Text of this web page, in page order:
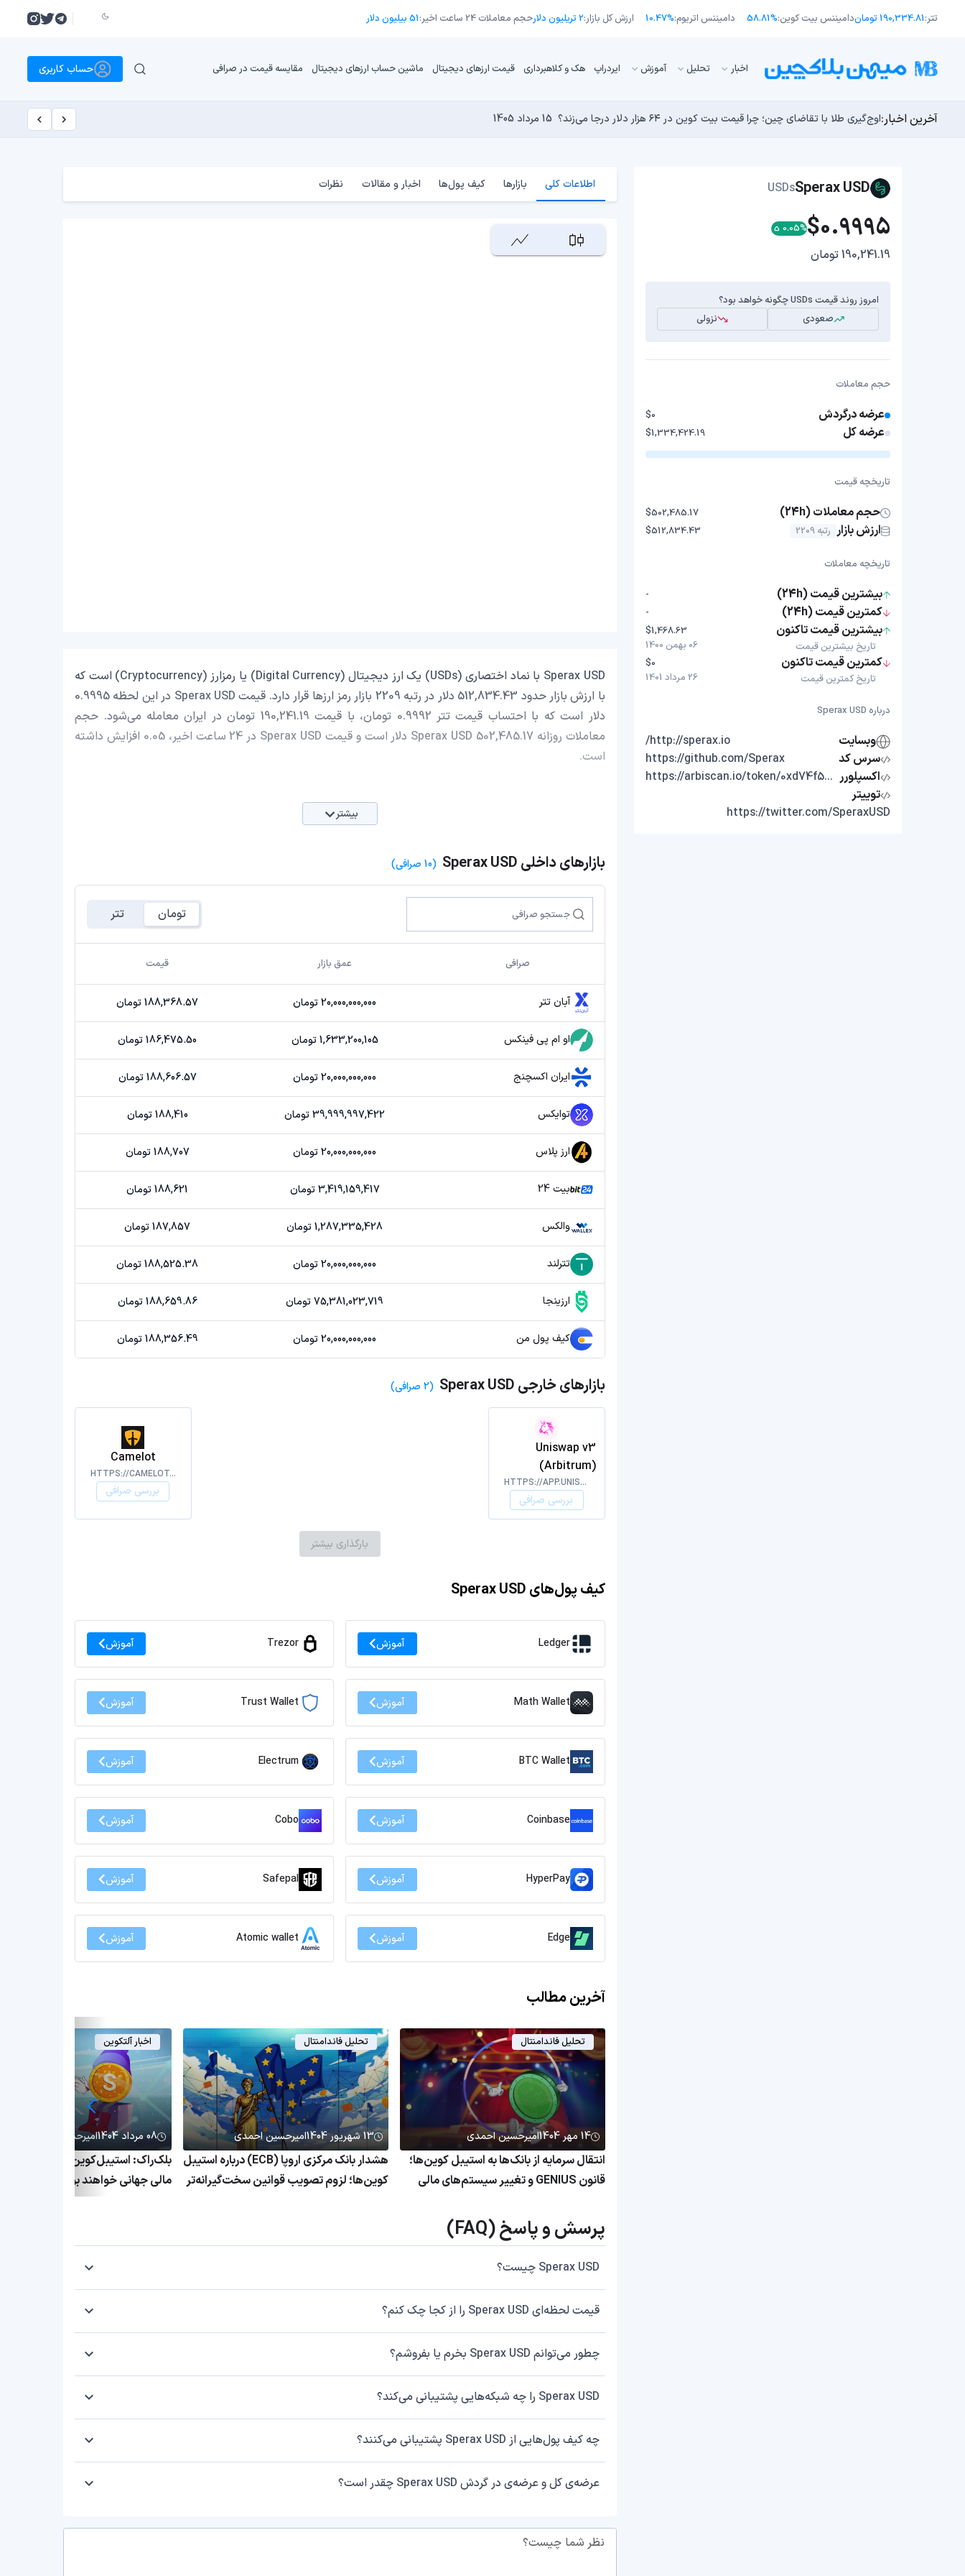
تتر:190,334.81 تومان دامیننس بیت کوین:58.81% دامیننس اتریوم:10.47% ارزش کل بازار:2 تریلیون دلار حجم معاملات 24 ساعت اخیر: 51 بیلیون دلار
اﺧﺒﺎر تحلیل آموزش ایردراپ هک و کلاهبرداری قیمت ارزهای دیجیتال ماشین حساب ارزهای دیجیتال مقایسه قیمت در صرافی حساب کاربری
آخرین اخبار:توسعه‌دهندگان بیت‌کوین ۸۵ باگ بحرانی را در یک وضعیت «فوق‌العاده بد» شناسایی کردند 15 مرداد 1405 اوج‌گیری طلا با تقاضای چین؛ چرا قیمت بیت کوین در ۶۴ هزار دلار درجا می‌زند؟ 15 مرداد 1405
بدترین نمودار برای گاوهای بیت کوین؛ آیا دوران رالی‌های نجومی به پایان رسیده است؟ 14 مرداد 1405 انتقال ۶۶ میلیون دلاری بیت کوین توسط مایکرواستراتژی؛ آیا فشار فروش جدیدی در راه است؟ 14 مرداد 1405 یک نقشه راه کوانتومی، بیت‌کوین را بسیار بالاتر خواهد برد 13 مرداد 1405
Sperax USD
USDs
$0.9995
0.05%
190,241.19 تومان
امروز روند قیمت USDs چگونه خواهد بود؟
صعودی
نزولی
حجم معاملات
عرضه درگردش $0
عرضه کل $1,334,424.19
تاریخچه قیمت
حجم معاملات (24h) $502,485.17
ارزش بازار رتبه 2209 $512,834.43
تاریخچه معاملات
بیشترین قیمت (24h) -
کمترین قیمت (24h) -
بیشترین قیمت تاکنون
تاریخ بیشترین قیمت
$1,468.63
06 بهمن 1400
کمترین قیمت تاکنون
تاریخ کمترین قیمت
$0
26 مرداد 1401
درباره Sperax USD
وبسایت
http://sperax.io/
سرس کد
https://github.com/Sperax
اکسپلورر https://arbiscan.io/token/0xd74f5255d557944cf7dd0e45ff521520002d5748
توییتر
https://twitter.com/SperaxUSD
اطلاعات کلی بازارها کیف پول‌ها اخبار و مقالات نظرات
Sperax USD با نماد اختصاری (USDs) یک ارز دیجیتال (Digital Currency) یا رمزارز (Cryptocurrency) است که
با ارزش بازار حدود 512,834.43 دلار در رتبه 2209 بازار رمز ارزها قرار دارد. قیمت Sperax USD در این لحظه 0.9995
دلار است که با احتساب قیمت تتر 0.9992 تومان، با قیمت 190,241.19 تومان در ایران معامله می‌شود. حجم
معاملات روزانه Sperax USD 502,485.17 دلار است و قیمت Sperax USD در 24 ساعت اخیر، 0.05 افزایش داشته
است.
بیشتر
بازارهای داخلی Sperax USD (10 صرافی)
تومان تتر
صرافی عمق بازار قیمت
آبان تتر 20,000,000,000 تومان 188,368.57 تومان
او ام پی فینکس 1,633,200,105 تومان 186,475.50 تومان
ایران اکسچنج 20,000,000,000 تومان 188,606.57 تومان
توایکس 39,999,997,422 تومان 188,410 تومان
ارز پلاس 20,000,000,000 تومان 188,707 تومان
بیت 24 3,419,159,417 تومان 188,621 تومان
والکس 1,287,335,428 تومان 187,857 تومان
تترلند 20,000,000,000 تومان 188,525.38 تومان
ارزینجا 75,381,023,719 تومان 188,659.86 تومان
کیف پول من 20,000,000,000 تومان 188,356.49 تومان
بازارهای خارجی Sperax USD (2 صرافی)
Uniswap v3
(Arbitrum)
HTTPS://APP.UNISWAP.ORG/#/SWAP
بررسی صرافی
Camelot
HTTPS://CAMELOT.EXCHANGE/#
بررسی صرافی
بارگذاری بیشتر
کیف پول‌های Sperax USD
Ledger آموزش Trezor آموزش
Math Wallet آموزش Trust Wallet آموزش
BTC Wallet آموزش Electrum آموزش
Coinbase آموزش Cobo آموزش
HyperPay آموزش Safepal آموزش
Edge آموزش Atomic wallet آموزش
آخرین مطالب
تحلیل فاندامنتال
14 مهر 1404 امیرحسین احمدی
انتقال سرمایه از بانک‌ها به استیبل کوین‌ها؛
قانون GENIUS و تغییر سیستم‌های مالی
تحلیل فاندامنتال
13 شهریور 1404 امیرحسین احمدی
هشدار بانک مرکزی اروپا (ECB) درباره استیبل
کوین‌ها؛ لزوم تصویب قوانین سخت‌گیرانه‌تر
اخبار آلتکوین
08 مرداد 1404 امیرحسین احمدی
بلک‌راک: استیبل‌کوین‌ها ستون آینده
مالی جهانی خواهند بود
پرسش و پاسخ (FAQ)
Sperax USD چیست؟
قیمت لحظه‌ای Sperax USD را از کجا چک کنم؟
چطور می‌توانم Sperax USD بخرم یا بفروشم؟
Sperax USD را چه شبکه‌هایی پشتیبانی می‌کند؟
چه کیف پول‌هایی از Sperax USD پشتیبانی می‌کنند؟
عرضه‌ی کل و عرضه‌ی در گردش Sperax USD چقدر است؟
نظر شما چیست؟